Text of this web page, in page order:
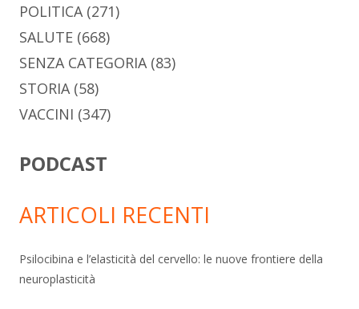
POLITICA (271)
SALUTE (668)
SENZA CATEGORIA (83)
STORIA (58)
VACCINI (347)
PODCAST
ARTICOLI RECENTI
Psilocibina e l’elasticità del cervello: le nuove frontiere della
neuroplasticità